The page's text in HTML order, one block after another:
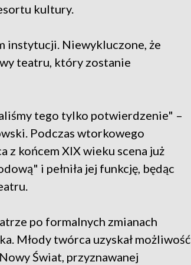
kultury.
instytucji. Niewykluczone, że
teatru, który zostanie
tego tylko potwierdzenie" –
Podczas wtorkowego
z końcem XIX wieku scena już
i pełniła jej funkcję, będąc
po formalnych zmianach
Młody twórca uzyskał możliwość
Świat, przyznawanej